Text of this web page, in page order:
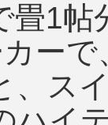
1帖
ー
、ス